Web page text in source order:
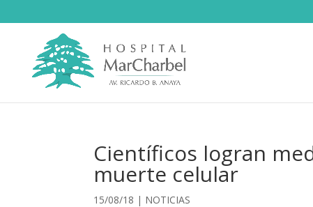
Científicos logran
muerte celular
15/08/18 | NOTICIAS